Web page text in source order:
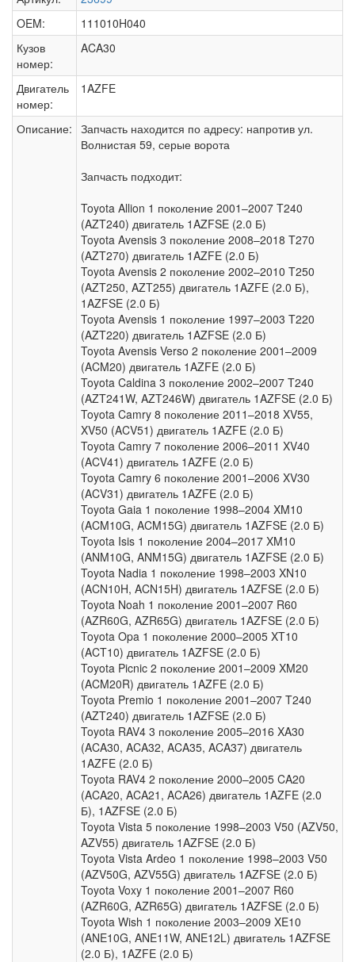
OEM:
111010H040
Кузов
номер:
ACA30
Двигатель
номер:
1AZFE
Описание: Запчасть находится по адресу: напротив ул.
Волнистая 59, серые ворота
Запчасть подходит:
Toyota Allion 1 поколение 2001–2007 T240
(AZT240) двигатель 1AZFSE (2.0 Б)
Toyota Avensis 3 поколение 2008–2018 T270
(AZT270) двигатель 1AZFE (2.0 Б)
Toyota Avensis 2 поколение 2002–2010 T250
(AZT250, AZT255) двигатель 1AZFE (2.0 Б),
1AZFSE (2.0 Б)
Toyota Avensis 1 поколение 1997–2003 T220
(AZT220) двигатель 1AZFSE (2.0 Б)
Toyota Avensis Verso 2 поколение 2001–2009
(ACM20) двигатель 1AZFE (2.0 Б)
Toyota Caldina 3 поколение 2002–2007 T240
(AZT241W, AZT246W) двигатель 1AZFSE (2.0 Б)
Toyota Camry 8 поколение 2011–2018 XV55,
XV50 (ACV51) двигатель 1AZFE (2.0 Б)
Toyota Camry 7 поколение 2006–2011 XV40
(ACV41) двигатель 1AZFE (2.0 Б)
Toyota Camry 6 поколение 2001–2006 XV30
(ACV31) двигатель 1AZFE (2.0 Б)
Toyota Gaia 1 поколение 1998–2004 XM10
(ACM10G, ACM15G) двигатель 1AZFSE (2.0 Б)
Toyota Isis 1 поколение 2004–2017 XM10
(ANM10G, ANM15G) двигатель 1AZFSE (2.0 Б)
Toyota Nadia 1 поколение 1998–2003 XN10
(ACN10H, ACN15H) двигатель 1AZFSE (2.0 Б)
Toyota Noah 1 поколение 2001–2007 R60
(AZR60G, AZR65G) двигатель 1AZFSE (2.0 Б)
Toyota Opa 1 поколение 2000–2005 XT10
(ACT10) двигатель 1AZFSE (2.0 Б)
Toyota Picnic 2 поколение 2001–2009 XM20
(ACM20R) двигатель 1AZFE (2.0 Б)
Toyota Premio 1 поколение 2001–2007 T240
(AZT240) двигатель 1AZFSE (2.0 Б)
Toyota RAV4 3 поколение 2005–2016 XA30
(ACA30, ACA32, ACA35, ACA37) двигатель
1AZFE (2.0 Б)
Toyota RAV4 2 поколение 2000–2005 CA20
(ACA20, ACA21, ACA26) двигатель 1AZFE (2.0
Б), 1AZFSE (2.0 Б)
Toyota Vista 5 поколение 1998–2003 V50 (AZV50,
AZV55) двигатель 1AZFSE (2.0 Б)
Toyota Vista Ardeo 1 поколение 1998–2003 V50
(AZV50G, AZV55G) двигатель 1AZFSE (2.0 Б)
Toyota Voxy 1 поколение 2001–2007 R60
(AZR60G, AZR65G) двигатель 1AZFSE (2.0 Б)
Toyota Wish 1 поколение 2003–2009 XE10
(ANE10G, ANE11W, ANE12L) двигатель 1AZFSE
(2.0 Б), 1AZFE (2.0 Б)